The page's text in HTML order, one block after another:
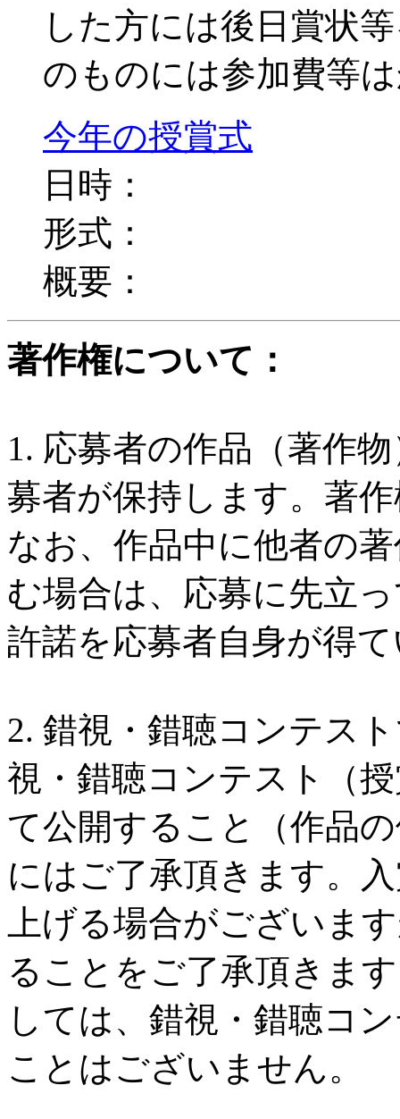
した方には後日賞状
のものには参加費等
今年の授賞式
日時：
形式：
概要：
著作権について：
1. 応募者の作品（著作
募者が保持します。著
なお、作品中に他者の
む場合は、応募に先立
許諾を応募者自身が得
2. 錯視・錯聴コンテス
視・錯聴コンテスト（
て公開すること（作品
にはご了承頂きます。
上げる場合がございま
ることをご了承頂きま
しては、錯視・錯聴コ
ことはございません。